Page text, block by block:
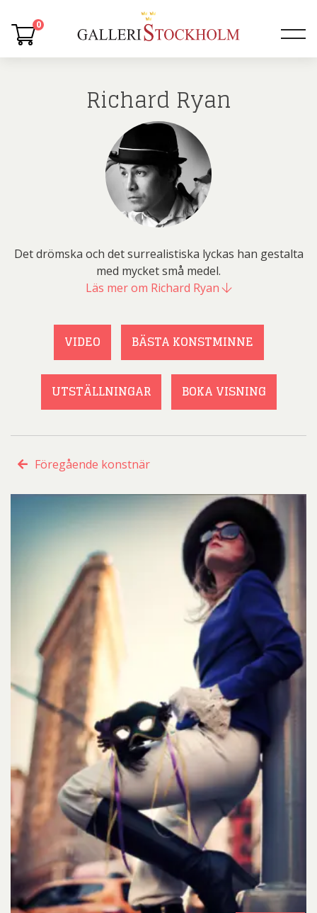
0
Richard Ryan
Det drömska och det surrealistiska lyckas han gestalta
med mycket små medel.
Läs mer om Richard Ryan
VIDEO BÄSTA KONSTMINNE
UTSTÄLLNINGAR BOKA VISNING
Föregående konstnär